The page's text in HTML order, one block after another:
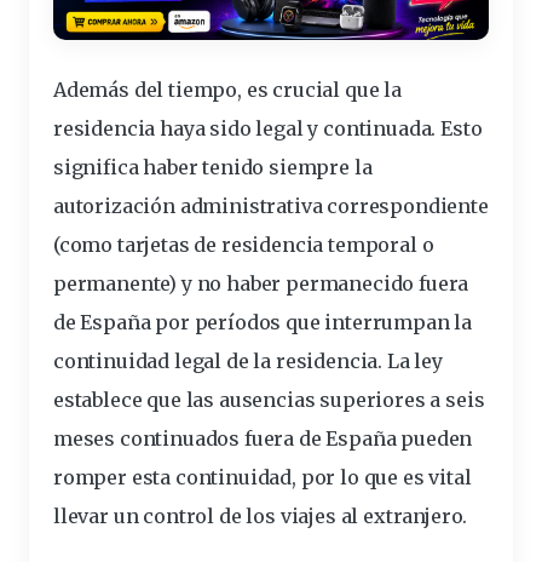
Además del tiempo, es crucial que la
residencia haya sidolegal y continuada. Esto
significa haber tenido siempre la
autorización administrativa correspondiente
(como tarjetas de residencia temporal o
permanente) y no haber permanecido fuera
de España por períodos que interrumpan la
continuidad legal de la residencia. La ley
establece que las ausencias superiores a seis
meses continuados fuera de España pueden
romper esta continuidad, por lo que es vital
llevar un control de los viajes al extranjero.